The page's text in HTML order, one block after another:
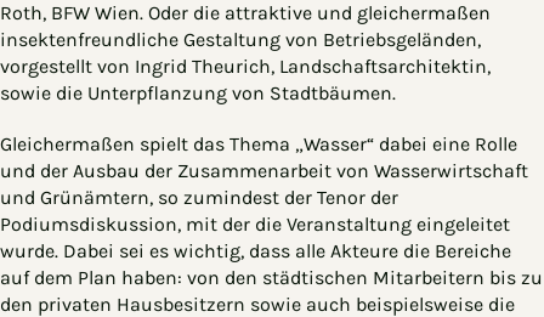
Roth, BFW Wien. Oder die attraktive und gleichermaßen
insektenfreundliche Gestaltung von Betriebsgeländen,
vorgestellt von Ingrid Theurich, Landschaftsarchitektin,
sowie die Unterpflanzung von Stadtbäumen.
Gleichermaßen spielt das Thema „Wasser“ dabei eine Rolle
und der Ausbau der Zusammenarbeit von Wasserwirtschaft
und Grünämtern, so zumindest der Tenor der
Podiumsdiskussion, mit der die Veranstaltung eingeleitet
wurde. Dabei sei es wichtig, dass alle Akteure die Bereiche
auf dem Plan haben: von den städtischen Mitarbeitern bis zu
den privaten Hausbesitzern sowie auch beispielsweise die